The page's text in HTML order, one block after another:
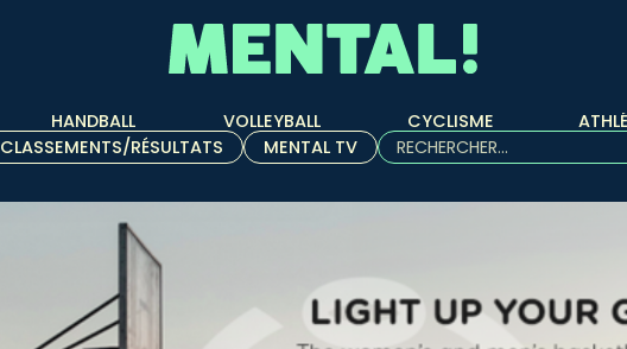
HANDBALL VOLLEYBALL CYCLISME
CLASSEMENTS/RÉSULTATS
MENTAL TV
Rechercher :